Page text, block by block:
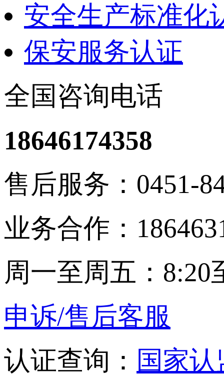
安全生产标准化
保安服务认证
全国咨询电话
18646174358
售后服务：0451-
业务合作：
周一至周五：8:20
申诉/售后客服
认证查询： 国家